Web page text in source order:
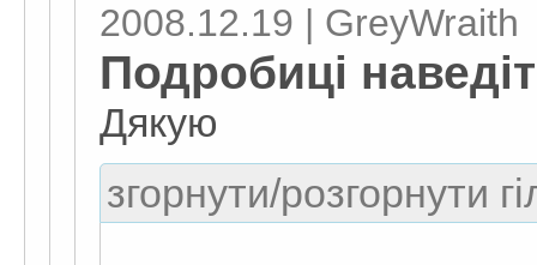
2008.12.19 | GreyWraith
Подробиці
Дякую
згорнути/розгорнути